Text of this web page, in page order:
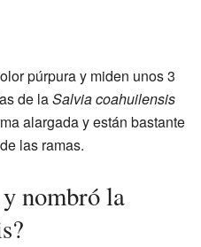
púrpura y miden unos 3
de laSalvia coahuilensis
alargada y están bastante
las ramas.
nombró la